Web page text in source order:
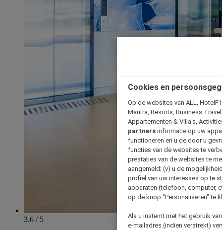
3.6 / 5
Cookies en
Op de websites van ALL,
Mantra, Resorts, Business
Appartementen & Villa's,
partners informatie op uw
functioneren en u de door u
functies van de websites te
prestaties van de websites te
aangemeld; (v) u de
profiel van uw interesses op te
apparaten (telefoon, computer,
op de knop "Personaliseren" te
Als u instemt met het gebruik
e-mailadres (indien verstrekt)